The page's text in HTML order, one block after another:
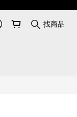
找商品